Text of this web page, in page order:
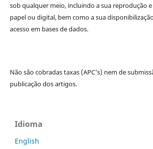
sob qualquer meio, incluindo a sua reprodução
papel ou digital, bem como a sua
acesso em bases de dados.
Não são cobradas taxas (APC's) nem de
publicação dos artigos.
Idioma
English